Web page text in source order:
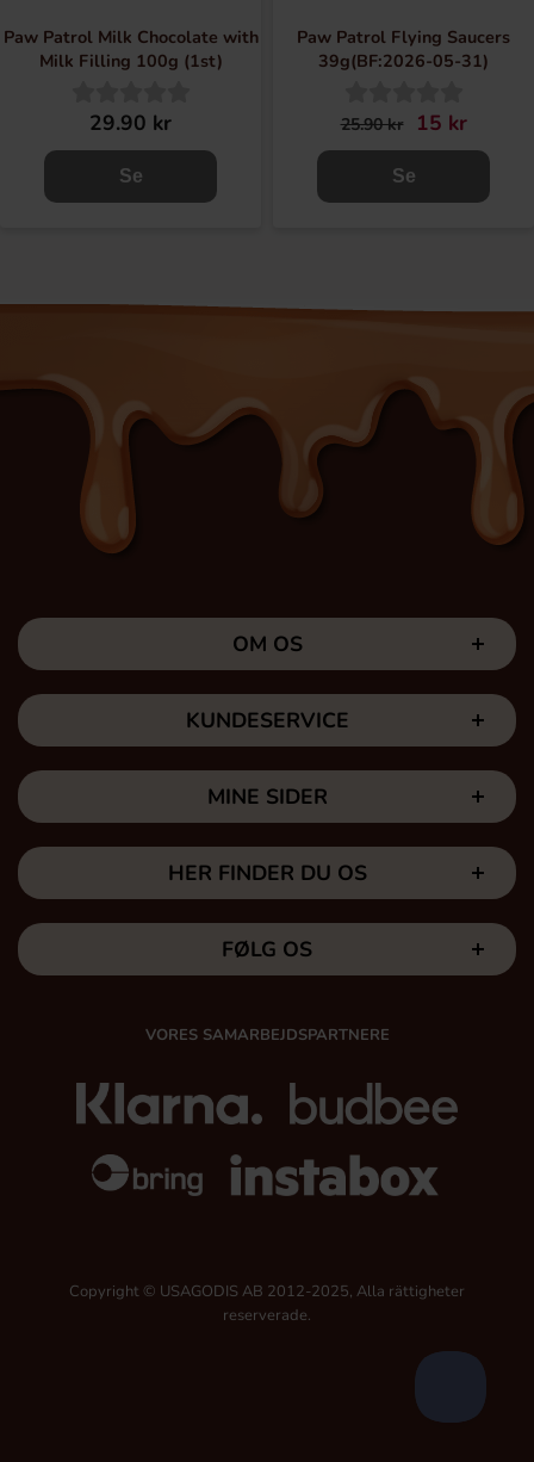
Paw Patrol Milk Chocolate with
Milk Filling 100g (1st)
29.90 kr
Se
Paw Patrol Flying Saucers
39g(BF:2026-05-31)
25.90 kr 15 kr
Se
OM OS
KUNDESERVICE
MINE SIDER
HER FINDER DU OS
FØLG OS
VORES SAMARBEJDSPARTNERE
Copyright © USAGODIS AB 2012-2025, Alla rättigheter
reserverade.